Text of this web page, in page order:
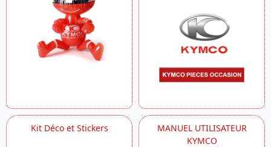
Kit Déco et Stickers
MANUEL UTILISATEUR
KYMCO